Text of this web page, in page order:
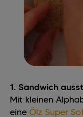
1. Sandwich
Mit kleinen
eine Ölz Super